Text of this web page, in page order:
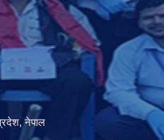
नेपाल